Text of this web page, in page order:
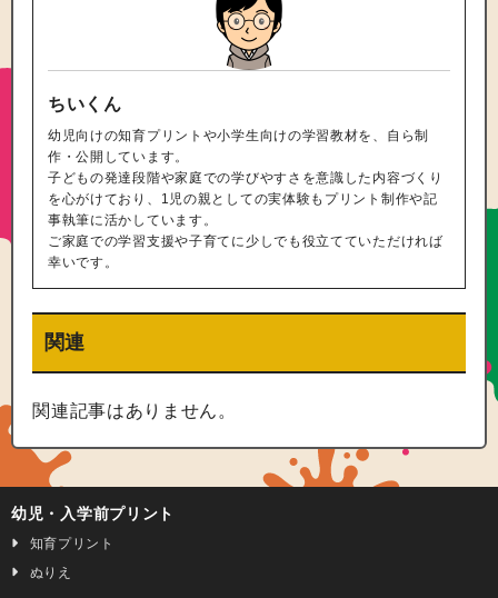
ちいくん
幼児向けの知育プリントや小学生向けの学習教材を、自ら制
作・公開しています。
子どもの発達段階や家庭での学びやすさを意識した内容づくり
を心がけており、1児の親としての実体験もプリント制作や記
事執筆に活かしています。
ご家庭での学習支援や子育てに少しでも役立てていただければ
幸いです。
関連
関連記事はありません。
幼児・入学前プリント
知育プリント
ぬりえ